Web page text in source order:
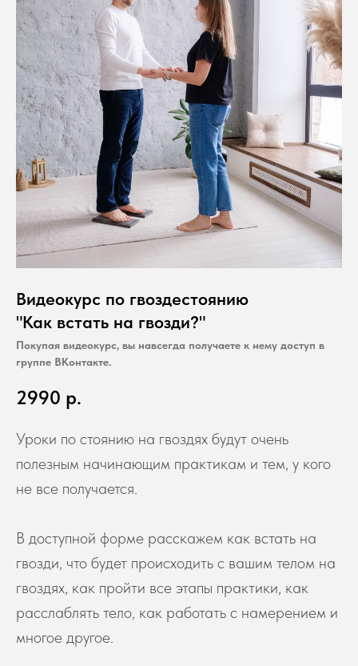
Видеокурс по гвоздестоянию
"Как встать на гвозди?"
Покупая видеокурс, вы навсегда получаете к нему доступ в
группе ВКонтакте.
2990 р.
Уроки по стоянию на гвоздях будут очень
полезным начинающим практикам и тем, у кого
не все получается.
В доступной форме расскажем как встать на
гвозди, что будет происходить с вашим телом на
гвоздях, как пройти все этапы практики, как
расслаблять тело, как работать с намерением и
многое другое.